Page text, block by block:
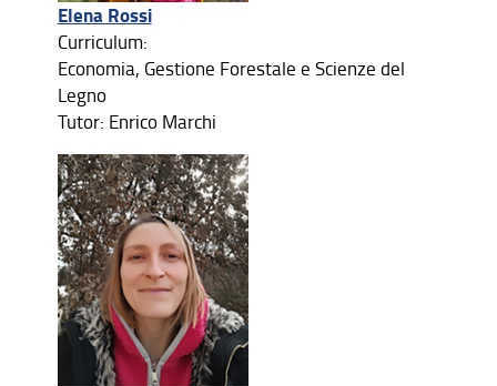
Elena Rossi
Curriculum:
Economia, Gestione Forestale e Scienze del
Legno
Tutor: Enrico Marchi